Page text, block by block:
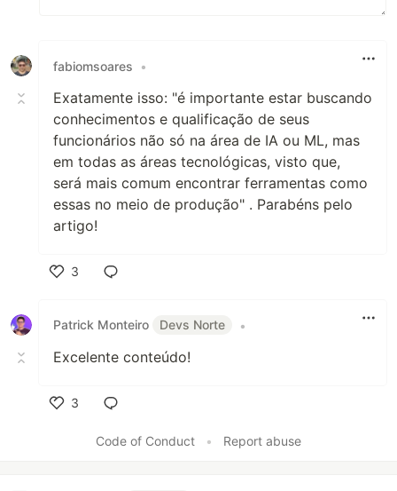
fabiomsoares •
Exatamente isso: "é importante estar buscando
conhecimentos e qualificação de seus
funcionários não só na área de IA ou ML, mas
em todas as áreas tecnológicas, visto que,
será mais comum encontrar ferramentas como
essas no meio de produção" . Parabéns pelo
artigo!
3
Patrick Monteiro
Devs Norte •
Excelente conteúdo!
3
Code of Conduct
• Report abuse